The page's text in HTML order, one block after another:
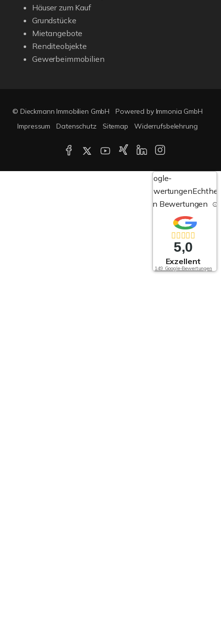
Häuser zum Kauf
Grundstücke
Mietangebote
Renditeobjekte
Gewerbeimmobilien
© Dieckmann Immobilien GmbH
Powered by Immonia GmbH
Impressum
Datenschutz Sitemap Widerrufsbelehrung
Google-
Bewertungen
von Bewertungen
5,0
Exzellent
149 Google-Bewertungen